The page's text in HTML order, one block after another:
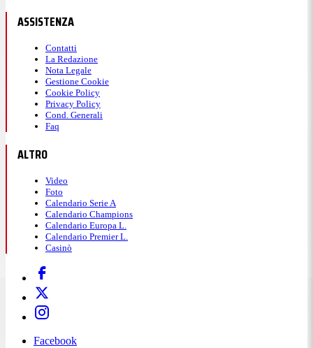
ASSISTENZA
Contatti
La Redazione
Nota Legale
Gestione Cookie
Cookie Policy
Privacy Policy
Cond. Generali
Faq
ALTRO
Video
Foto
Calendario Serie A
Calendario Champions
Calendario Europa L.
Calendario Premier L.
Casinò
Facebook